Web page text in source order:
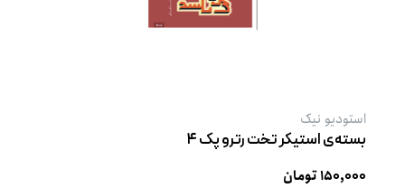
استودیو نیک
بسته‌ی استیکر تخت رترو پک ۴
۱۵۰,۰۰۰ تومان